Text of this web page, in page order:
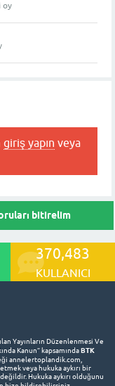
oy
giriş yapın veya
bitirelim
370,483
KULLANICI
Yayınların Düzenlenmesi Ve
Kanun” kapsamındaBTK
annelertoplandik.com,
veya hukuka aykırı bir
Hukuka aykırı olduğunu